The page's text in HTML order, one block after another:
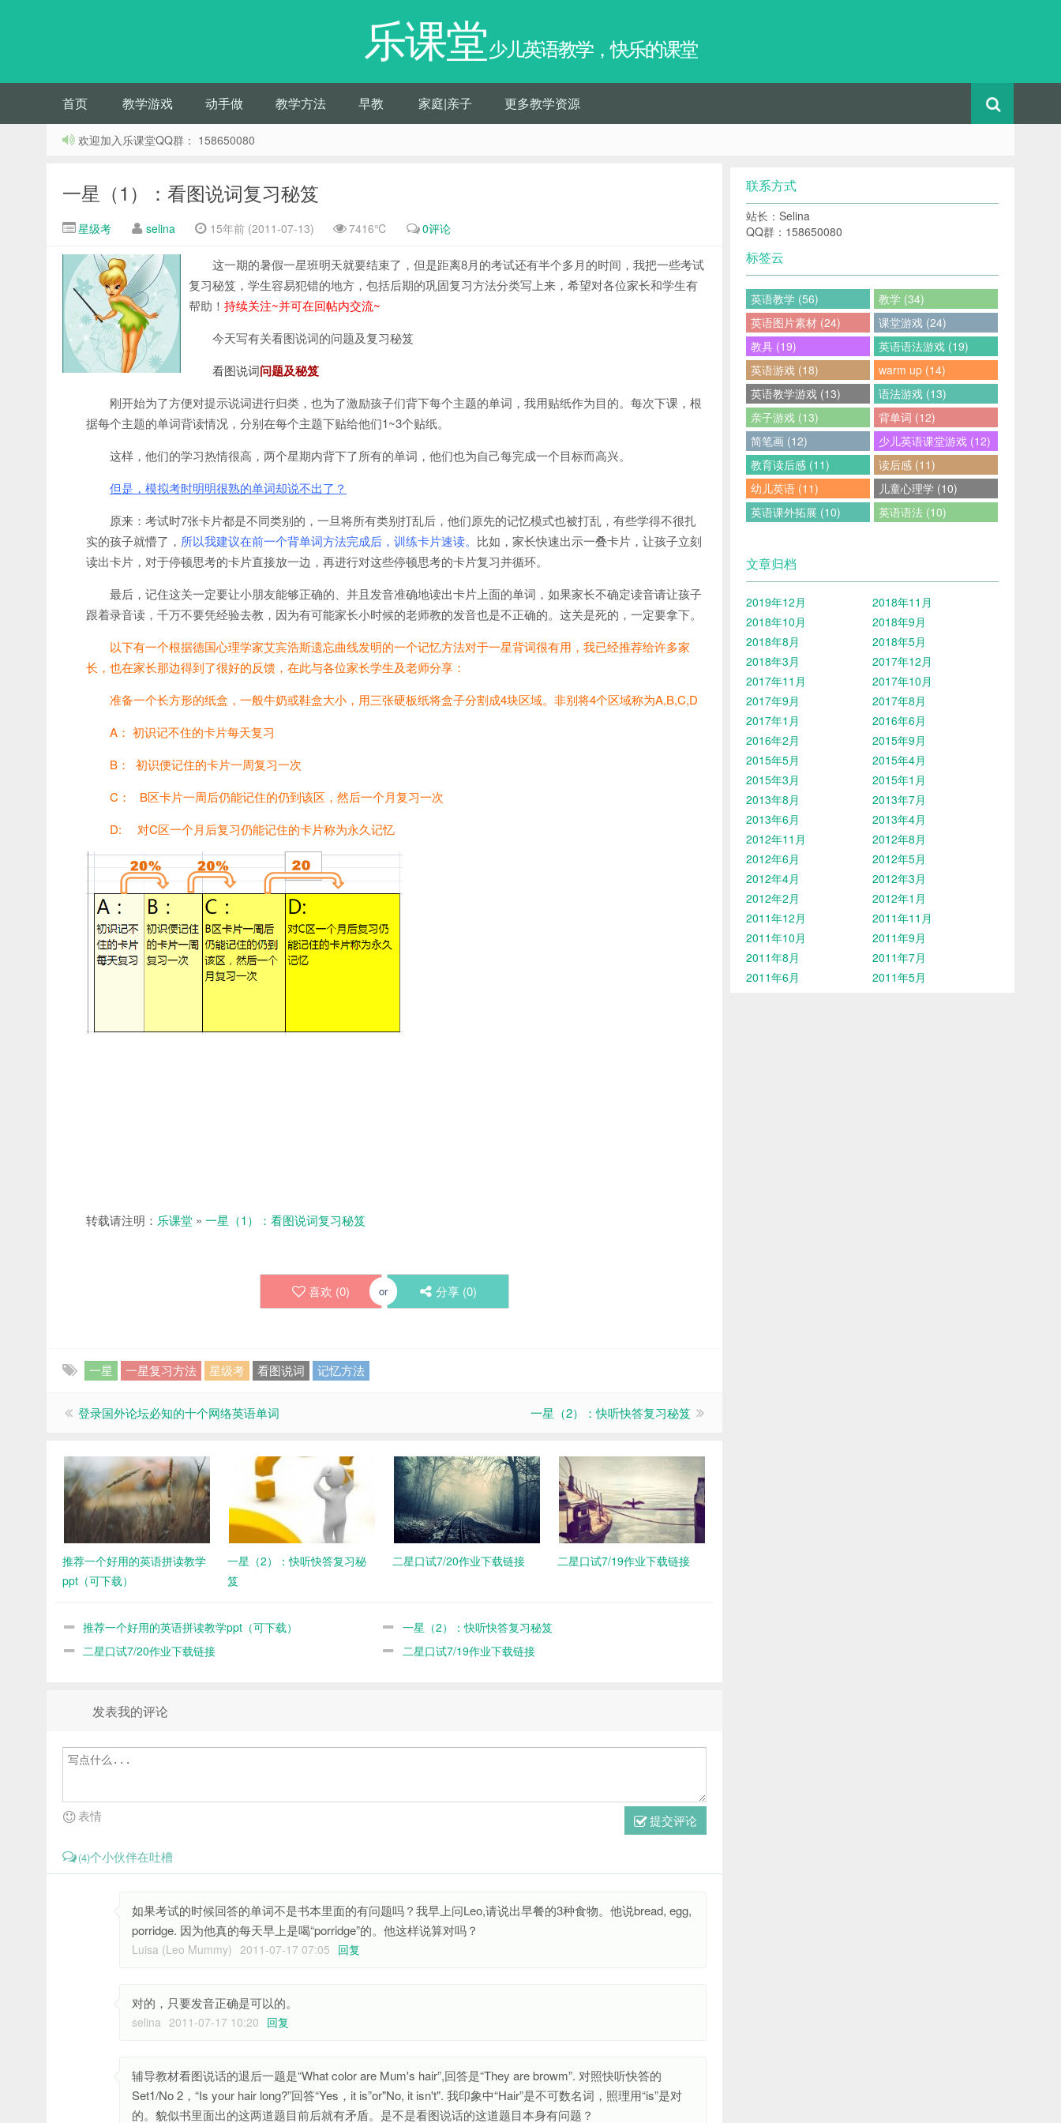
乐课堂少儿英语教学，快乐的课堂
首页 教学游戏 动手做 教学方法 早教 家庭|亲子 更多教学资源
欢迎加入乐课堂QQ群： 158650080
一星（1）：看图说词复习秘笈
星级考 selina 15年前 (2011-07-13) 7416℃ 0评论
这一期的暑假一星班明天就要结束了，但是距离8月的考试还有半个多月的时间，我把一些考试
复习秘笈，学生容易犯错的地方，包括后期的巩固复习方法分类写上来，希望对各位家长和学生有
帮助！ 持续关注~并可在回帖内交流~
今天写有关看图说词的问题及复习秘笈
看图说词问题及秘笈
刚开始为了方便对提示说词进行归类，也为了激励孩子们背下每个主题的单词，我用贴纸作为目的。每次下课，根
据每个主题的单词背读情况，分别在每个主题下贴给他们1~3个贴纸。
这样，他们的学习热情很高，两个星期内背下了所有的单词，他们也为自己每完成一个目标而高兴。
但是，模拟考时明明很熟的单词却说不出了？
原来：考试时7张卡片都是不同类别的，一旦将所有类别打乱后，他们原先的记忆模式也被打乱，有些学得不很扎
实的孩子就懵了， 所以我建议在前一个背单词方法完成后，训练卡片速读。 比如，家长快速出示一叠卡片，让孩子立刻
读出卡片，对于停顿思考的卡片直接放一边，再进行对这些停顿思考的卡片复习并循环。
最后，记住这关一定要让小朋友能够正确的、并且发音准确地读出卡片上面的单词，如果家长不确定读音请让孩子
跟着录音读，千万不要凭经验去教，因为有可能家长小时候的老师教的发音也是不正确的。这关是死的，一定要拿下。
以下有一个根据德国心理学家艾宾浩斯遗忘曲线发明的一个记忆方法对于一星背词很有用，我已经推荐给许多家
长，也在家长那边得到了很好的反馈，在此与各位家长学生及老师分享：
准备一个长方形的纸盒，一般牛奶或鞋盒大小，用三张硬板纸将盒子分割成4块区域。非别将4个区域称为A,B,C,D
A： 初识记不住的卡片每天复习
B： 初识便记住的卡片一周复习一次
C： B区卡片一周后仍能记住的仍到该区，然后一个月复习一次
D: 对C区一个月后复习仍能记住的卡片称为永久记忆
转载请注明： 乐课堂 » 一星（1）：看图说词复习秘笈
喜欢 (0) or 分享 (0)
一星 一星复习方法 星级考 看图说词 记忆方法
登录国外论坛必知的十个网络英语单词 一星（2）：快听快答复习秘笈
推荐一个好用的英语拼读教学
ppt（可下载）
一星（2）：快听快答复习秘
笈
二星口试7/20作业下载链接 二星口试7/19作业下载链接
推荐一个好用的英语拼读教学ppt（可下载）
一星（2）：快听快答复习秘笈
二星口试7/20作业下载链接
二星口试7/19作业下载链接
发表我的评论
提交评论
表情
(4)个小伙伴在吐槽
如果考试的时候回答的单词不是书本里面的有问题吗？我早上问Leo,请说出早餐的3种食物。他说bread, egg,
porridge. 因为他真的每天早上是喝“porridge”的。他这样说算对吗？
Luisa (Leo Mummy) 2011-07-17 07:05 回复
对的，只要发音正确是可以的。
selina 2011-07-17 10:20 回复
辅导教材看图说话的退后一题是“What color are Mum's hair”,回答是“They are browm”. 对照快听快答的
Set1/No 2，“Is your hair long?”回答“Yes，it is”or"No, it isn't". 我印象中“Hair”是不可数名词，照理用“is”是对
的。貌似书里面出的这两道题目前后就有矛盾。是不是看图说话的这道题目本身有问题？
联系方式
站长：Selina
QQ群：158650080
标签云
英语教学 (56)
教学 (34)
英语图片素材 (24)
课堂游戏 (24)
教具 (19)
英语语法游戏 (19)
英语游戏 (18)
warm up (14)
英语教学游戏 (13)
语法游戏 (13)
亲子游戏 (13)
背单词 (12)
简笔画 (12)
少儿英语课堂游戏 (12)
教育读后感 (11)
读后感 (11)
幼儿英语 (11)
儿童心理学 (10)
英语课外拓展 (10)
英语语法 (10)
文章归档
2019年12月
2018年11月
2018年10月
2018年9月
2018年8月
2018年5月
2018年3月
2017年12月
2017年11月
2017年10月
2017年9月
2017年8月
2017年1月
2016年6月
2016年2月
2015年9月
2015年5月
2015年4月
2015年3月
2015年1月
2013年8月
2013年7月
2013年6月
2013年4月
2012年11月
2012年8月
2012年6月
2012年5月
2012年4月
2012年3月
2012年2月
2012年1月
2011年12月
2011年11月
2011年10月
2011年9月
2011年8月
2011年7月
2011年6月
2011年5月